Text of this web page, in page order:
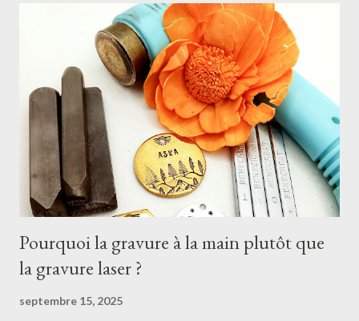
Pourquoi la gravure à la main plutôt que
la gravure laser ?
septembre 15, 2025